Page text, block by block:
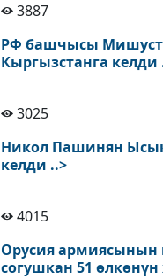
3887
РФ башчысы
Кыргызстанга келди
3025
Никол Пашинян
келди ..>
4015
Орусия
согушкан 51